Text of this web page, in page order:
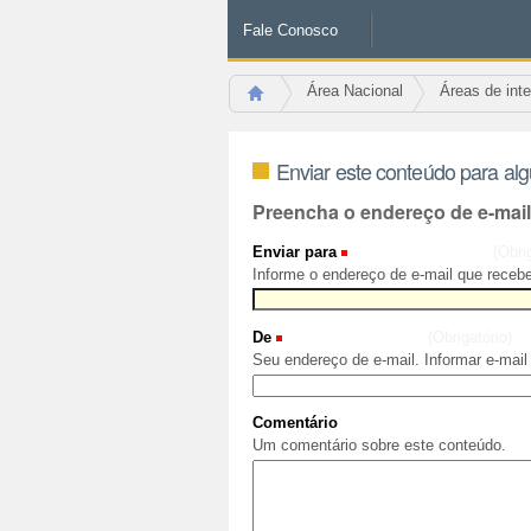
Fale Conosco
Área Nacional Áreas de
Enviar este conteúdo para
Preencha o endereço de e-
Enviar para
Informe o endereço de e-mail que
De
Seu endereço de e-mail. Informar e-
Comentário
Um comentário sobre este conteúdo.